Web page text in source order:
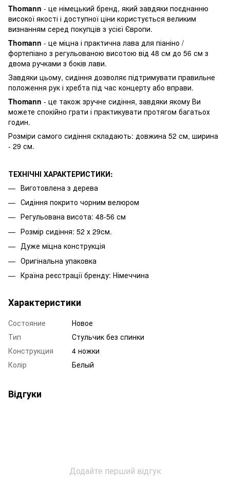
Thomann - це німецький бренд, який завдяки поєднанню
високої якості і доступної ціни користується великим
визнанням серед покупців з усієї Європи.
Thomann - це міцна і практична лава для піаніно /
фортепіано з регульованою висотою від 48 см до 56 см з
двома ручками з боків лави.
Завдяки цьому, сидіння дозволяє підтримувати правильне
положення рук і хребта під час концерту або вправи.
Thomann - це також зручне сидіння, завдяки якому Ви
можете спокійно грати і практикувати протягом багатьох
годин.
Розміри самого сидіння складають: довжина 52 см, ширина
- 29 см.
ТЕХНІЧНІ ХАРАКТЕРИСТИКИ:
Виготовлена з дерева
Сидіння покрито чорним велюром
Регульована висота: 48-56 см
Розмір сидіння: 52 х 29см.
Дуже міцна конструкція
Оригінальна упаковка
Країна реєстрації бренду: Німеччина
Характеристики
Состояние
Новое
Тип
Стульчик без спинки
Конструкция
4 ножки
Колір
Белый
Відгуки
Додайте перший відгук